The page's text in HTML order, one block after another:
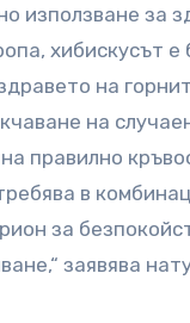
използване за
хибискусът е
на
на
правилно
в
за
заявява